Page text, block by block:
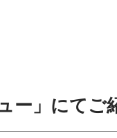
ー」にてご